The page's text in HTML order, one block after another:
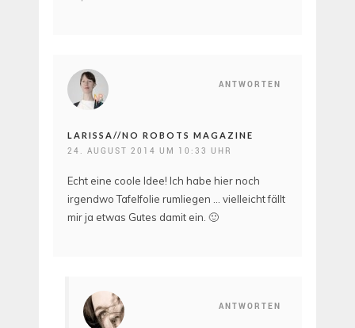
ANTWORTEN
LARISSA//NO ROBOTS MAGAZINE
24. AUGUST 2014 UM 10:33 UHR
Echt eine coole Idee! Ich habe hier noch
irgendwo Tafelfolie rumliegen … vielleicht fällt
mir ja etwas Gutes damit ein. 🙂
ANTWORTEN